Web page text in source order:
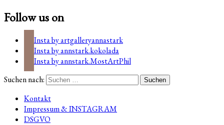
Follow us on
Insta by artgalleryannastark
Insta by annstark.kokolada
Insta by annstark.MostArtPhil
Suchen nach:
Kontakt
Impressum & INSTAGRAM
DSGVO